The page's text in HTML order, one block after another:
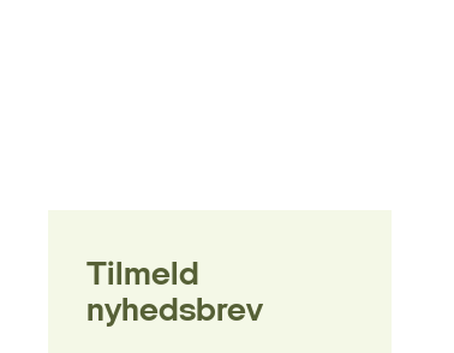
Tilmeld
nyhedsbrev